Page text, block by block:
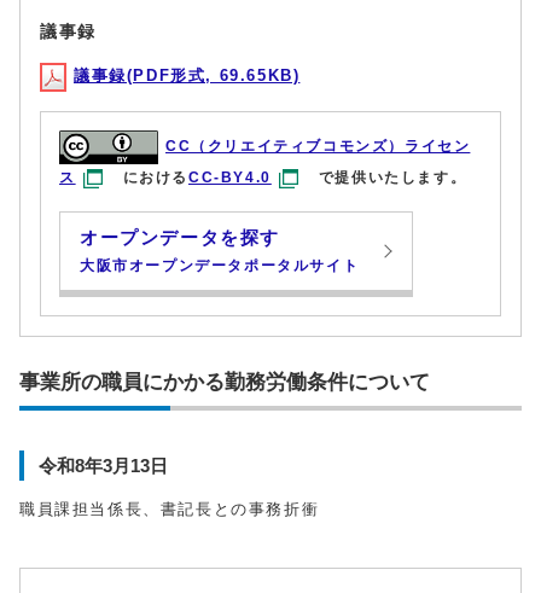
議事録
議事録(PDF形式, 69.65KB)
CC（クリエイティブコモンズ）ライセン
ス
におけるCC-BY4.0 で提供いたします。
オープンデータを探す
大阪市オープンデータポータルサイト
事業所の職員にかかる勤務労働条件について
令和8年3月13日
職員課担当係長、書記長との事務折衝